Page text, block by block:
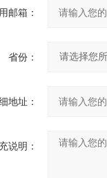
邮箱：
省份：
地址：
说明：